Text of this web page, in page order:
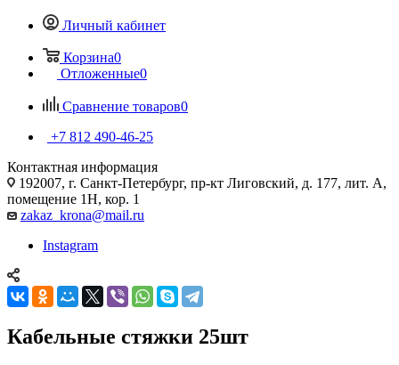
Личный кабинет
Корзина0
Отложенные0
Сравнение товаров0
+7 812 490-46-25
Контактная информация
192007, г. Санкт-Петербург, пр-кт Лиговский, д. 177, лит. А,
помещение 1Н, кор. 1
zakaz_krona@mail.ru
Instagram
Кабельные стяжки 25шт